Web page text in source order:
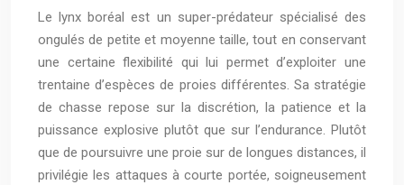
Le lynx boréal est un super-prédateur spécialisé des
ongulés de petite et moyenne taille, tout en conservant
une certaine flexibilité qui lui permet d’exploiter une
trentaine d’espèces de proies différentes. Sa stratégie
de chasse repose sur la discrétion, la patience et la
puissance explosive plutôt que sur l’endurance. Plutôt
que de poursuivre une proie sur de longues distances, il
privilégie les attaques à courte portée, soigneusement